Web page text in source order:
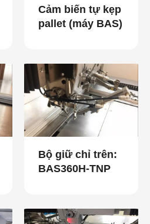
Cảm biến tự kẹp
pallet (máy BAS)
Bộ giữ chỉ trên:
BAS360H-TNP